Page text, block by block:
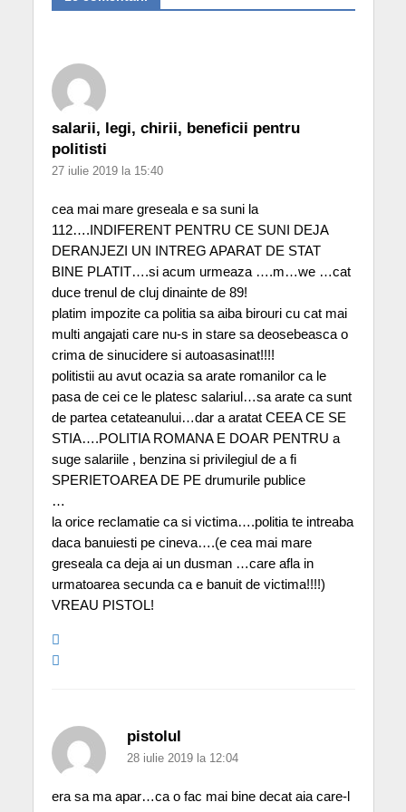
salarii, legi, chirii, beneficii pentru
politisti
27 iulie 2019 la 15:40
cea mai mare greseala e sa suni la
112….INDIFERENT PENTRU CE SUNI DEJA
DERANJEZI UN INTREG APARAT DE STAT
BINE PLATIT….si acum urmeaza ….m…we …cat
duce trenul de cluj dinainte de 89!
platim impozite ca politia sa aiba birouri cu cat mai
multi angajati care nu-s in stare sa deosebeasca o
crima de sinucidere si autoasasinat!!!!
politistii au avut ocazia sa arate romanilor ca le
pasa de cei ce le platesc salariul…sa arate ca sunt
de partea cetateanului…dar a aratat CEEA CE SE
STIA….POLITIA ROMANA E DOAR PENTRU a
suge salariile , benzina si privilegiul de a fi
SPERIETOAREA DE PE drumurile publice
…
la orice reclamatie ca si victima….politia te intreaba
daca banuiesti pe cineva….(e cea mai mare
greseala ca deja ai un dusman …care afla in
urmatoarea secunda ca e banuit de victima!!!!)
VREAU PISTOL!
pistolul
28 iulie 2019 la 12:04
era sa ma apar…ca o fac mai bine decat aia care-l